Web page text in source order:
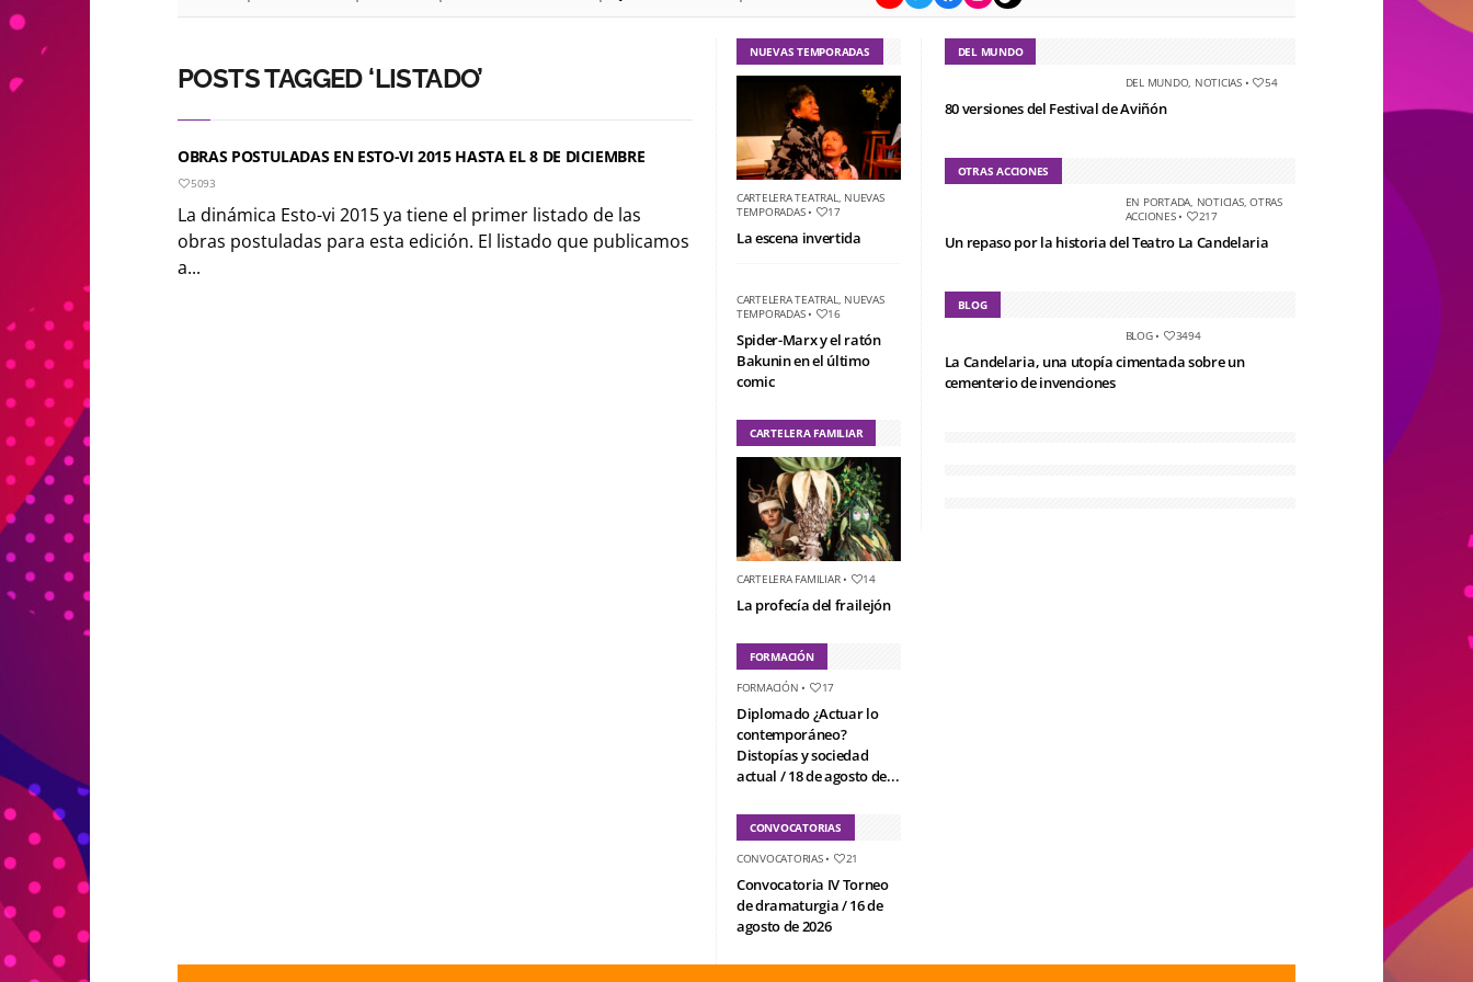
POSTS TAGGED ‘LISTADO’
OBRAS POSTULADAS EN ESTO-VI 2015 HASTA EL 8 DE DICIEMBRE
5093
La dinámica Esto-vi 2015 ya tiene el primer listado de las
obras postuladas para esta edición. El listado que publicamos
a...
NUEVAS TEMPORADAS
CARTELERA TEATRAL, NUEVAS
TEMPORADAS• 17
La escena invertida
CARTELERA TEATRAL, NUEVAS
TEMPORADAS• 16
Spider-Marx y el ratón
Bakunin en el último
comic
CARTELERA FAMILIAR
CARTELERA FAMILIAR• 14
La profecía del frailejón
FORMACIÓN
FORMACIÓN • 17
Diplomado ¿Actuar lo
contemporáneo?
Distopías y sociedad
actual / 18 de agosto de...
CONVOCATORIAS
CONVOCATORIAS• 21
Convocatoria IV Torneo
de dramaturgia / 16 de
agosto de 2026
DEL MUNDO
DEL MUNDO, NOTICIAS• 54
80 versiones del Festival de Aviñón
OTRAS ACCIONES
EN PORTADA, NOTICIAS,OTRAS
ACCIONES• 217
Un repaso por la historia del Teatro La Candelaria
BLOG
BLOG• 3494
La Candelaria, una utopía cimentada sobre un
cementerio de invenciones